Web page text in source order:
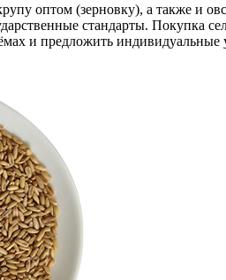
оптом (зерновку), а также и
стандарты. Покупка
и предложить